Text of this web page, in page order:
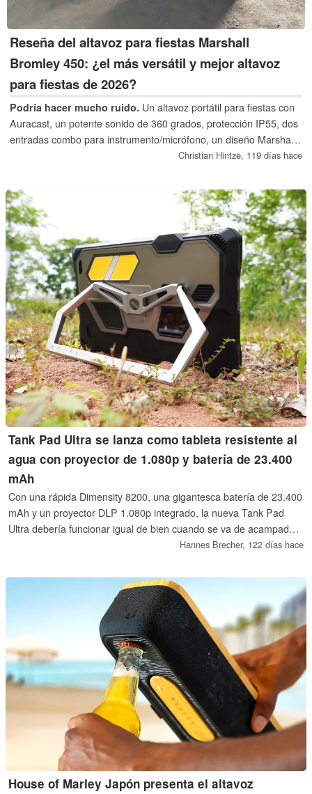
Reseña del altavoz para fiestas Marshall
Bromley 450: ¿el más versátil y mejor altavoz
para fiestas de 2026?
Podría hacer mucho ruido. Un altavoz portátil para fiestas con
Auracast, un potente sonido de 360 grados, protección IP55, dos
entradas combo para instrumento/micrófono, un diseño Marshall
inspirado en el rock y una batería intercambiable: eso es el
grande, éste sale por sólo 799,99 dólares.
Christian Hintze, 119 días hace
Tank Pad Ultra se lanza como tableta resistente al
agua con proyector de 1.080p y batería de 23.400
mAh
Con una rápida Dimensity 8200, una gigantesca batería de 23.400
mAh y un proyector DLP 1.080p integrado, la nueva Tank Pad
Ultra debería funcionar igual de bien cuando se va de acampada
Hannes Brecher, 122 días hace
House of Marley Japón presenta el altavoz